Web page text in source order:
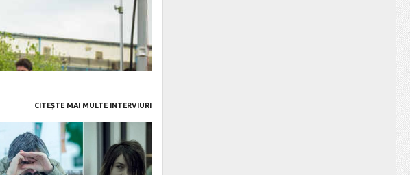
CITEȘTE MAI MULTE INTERVIURI
READ MORE